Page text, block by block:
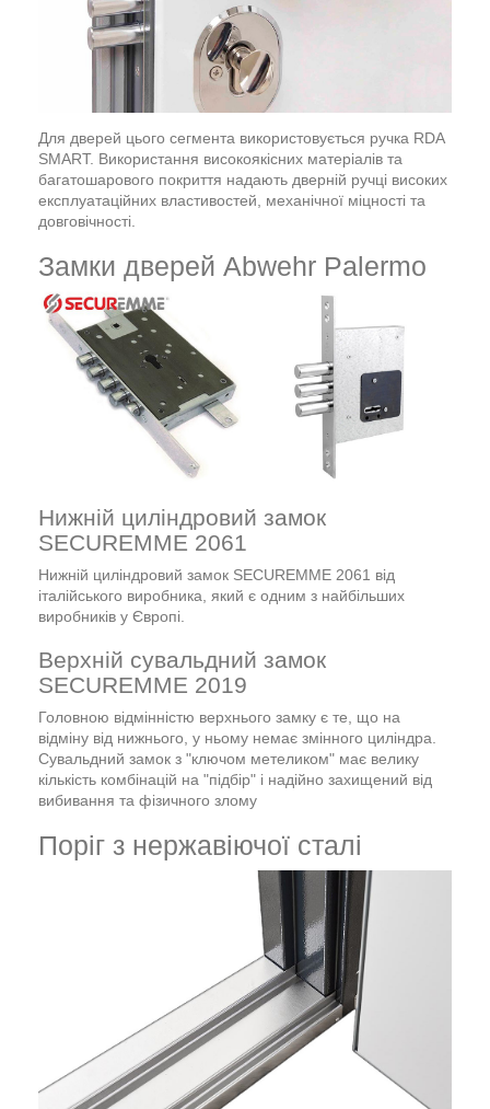
Для дверей цього сегмента використовується ручка RDA
SMART. Використання високоякісних матеріалів та
багатошарового покриття надають дверній ручці високих
експлуатаційних властивостей, механічної міцності та
довговічності.
Замки дверей Abwehr Palermo
Нижній циліндровий замок
SECUREMME 2061
Нижній циліндровий замок SECUREMME 2061 від
італійського виробника, який є одним з найбільших
виробників у Європі.
Верхній сувальдний замок
SECUREMME 2019
Головною відмінністю верхнього замку є те, що на
відміну від нижнього, у ньому немає змінного циліндра.
Сувальдний замок з "ключом метеликом" має велику
кількість комбінацій на "підбір" і надійно захищений від
вибивання та фізичного злому
Поріг з нержавіючої сталі